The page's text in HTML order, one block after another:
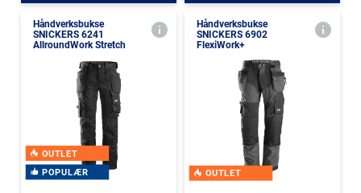
Håndverksbukse
SNICKERS 6241
AllroundWork Stretch
OUTLET
POPULÆR
Håndverksbukse
SNICKERS 6902
FlexiWork+
OUTLET